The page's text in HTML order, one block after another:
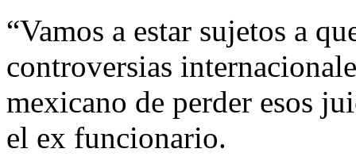
“Vamos a estar sujetos a
controversias
mexicano de perder esos
el ex funcionario.